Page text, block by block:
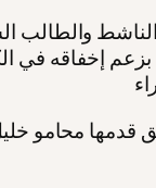
والطالب
بزعم إخفاقه
محامو